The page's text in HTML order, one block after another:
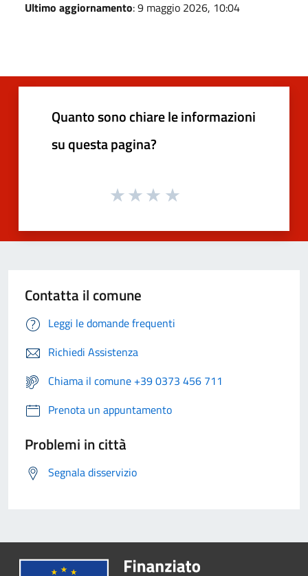
Ultimo aggiornamento: 9 maggio 2026, 10:04
Quanto sono chiare le informazioni
su questa pagina?
Contatta il comune
Leggi le domande frequenti
Richiedi Assistenza
Chiama il comune +39 0373 456 711
Prenota un appuntamento
Problemi in città
Segnala disservizio